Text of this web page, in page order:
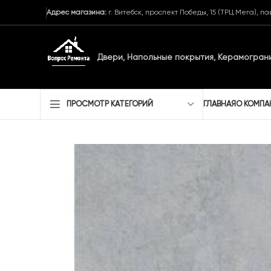
Адрес магазина: г. Витебск, проспект Победы, 15 (ТРЦ Мега),
Двери, Напольные покрытия,
ПРОСМОТР КАТЕГОРИЙ ГЛАВНАЯО